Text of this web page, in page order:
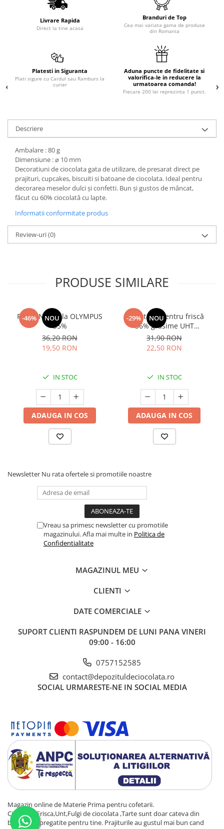
Livrare Rapida
Direct la tine acasa
Branduri de Top
Cea mai variata gama de produse
din Romania
Platesti in Siguranta
Plati sigure cu Cardul sau Ramburs la
curier
Aduna puncte de fidelitate si
valorifica-le in reducere la
urmatoarea comanda!
Fiecare 200 lei reprezinta 1 punct.
Descriere
Ambalare : 80 g
Dimensiune : ⌀ 10 mm
Decoratiuni de ciocolata gata de utilizare, de presarat direct pe
prajituri, cupcakes, biscuiti si batoane de ciocolata. Ideal pentru
decorarea meselor dulci și confetti. Bun și gustos de mâncat,
făcut cu 60% ciocolată cu lapte.
Informatii conformitate produs
Review-uri(0)
PRODUSE SIMILARE
-46% NOU
Frisca Naturala OLYMPUS
35%
36,20 RON
19,50 RON
IN STOC
ADAUGA IN COS
-29% NOU
Smântână pentru friscă
36% grăsime UHT
MLEKOVITA
31,90 RON
22,50 RON
IN STOC
ADAUGA IN COS
Newsletter Nu rata ofertele si promotiile noastre
Vreau sa primesc newsletter cu promotiile
magazinului. Afla mai multe in Politica de
Confidentialitate
MAGAZINUL MEU
CLIENTI
DATE COMERCIALE
SUPORT CLIENTI RASPUNDEM DE LUNI PANA VINERI
09:00 - 16:00
0757152585
contact@depozituldeciocolata.ro
SOCIAL URMARESTE-NE IN SOCIAL MEDIA
Magazin online de Materie Prima pentru cofetarii.
Ciocolata,Frisca,Unt,Fulgi de ciocolata ,Tarte sunt doar cateva din
bunatatile pregatite pentru tine. Prajiturile au gustul mai bun cand